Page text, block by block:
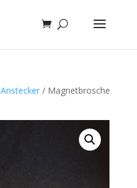
Anstecker/ Magnetbrosche